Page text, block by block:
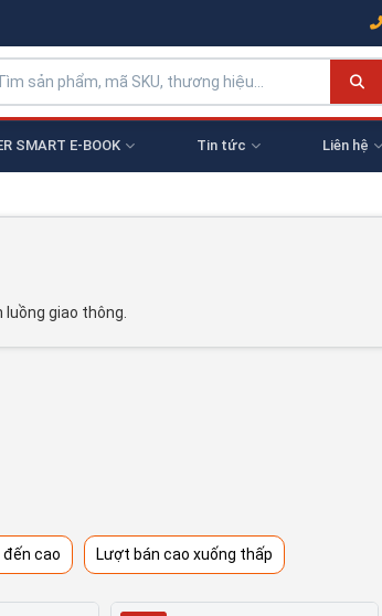
SMART E-BOOK Tin tức Liên hệ
giao thông.
cao Lượt bán cao xuống thấp